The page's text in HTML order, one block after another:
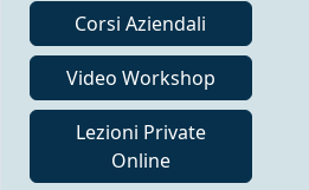
Corsi Aziendali
Video Workshop
Lezioni Private
Online